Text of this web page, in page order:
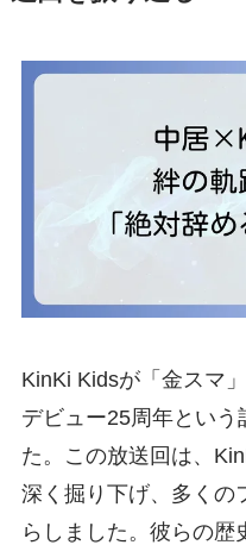
KinKi Kidsが「金スマ
デビュー25周年という
た。この放送回は、
深く掘り下げ、多くの
らしました。彼らの歴